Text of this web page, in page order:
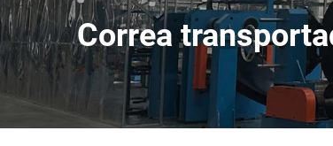
Correa